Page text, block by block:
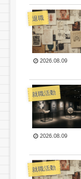
退職
2026.08.09
就職活動
2026.08.09
就職活動